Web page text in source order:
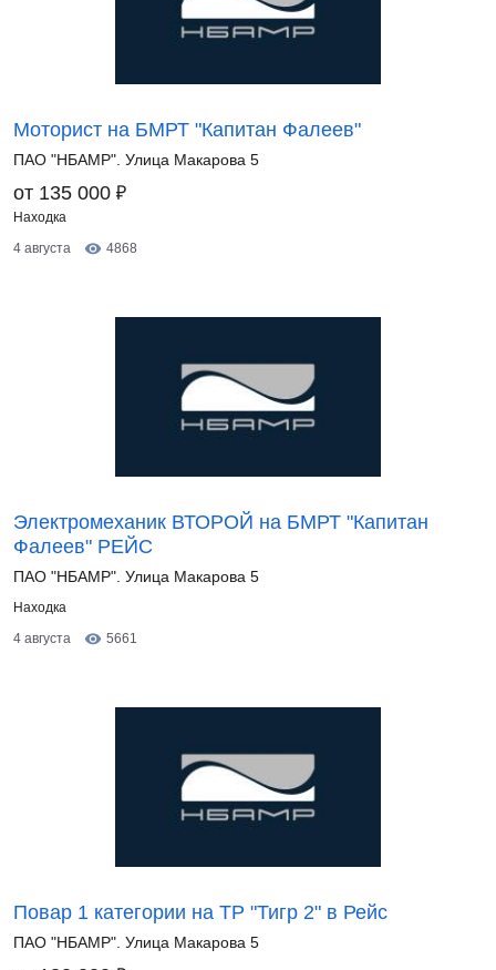
Моторист на БМРТ "Капитан Фалеев"
ПАО "НБАМР". Улица Макарова 5
от 135 000 ₽
Находка
4 августа
4868
Электромеханик ВТОРОЙ на БМРТ "Капитан
Фалеев" РЕЙС
ПАО "НБАМР". Улица Макарова 5
Находка
4 августа
5661
Повар 1 категории на ТР "Тигр 2" в Рейс
ПАО "НБАМР". Улица Макарова 5